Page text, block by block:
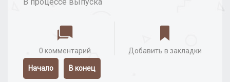
В процессе выпуска
0 комментарий Добавить в закладки
Начало В конец